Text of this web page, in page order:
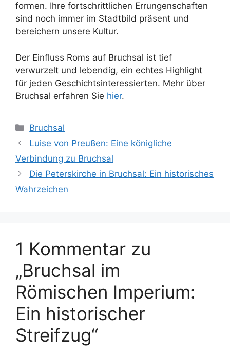
formen. Ihre fortschrittlichen Errungenschaften
sind noch immer im Stadtbild präsent und
bereichern unsere Kultur.
Der Einfluss Roms auf Bruchsal ist tief
verwurzelt und lebendig, ein echtes Highlight
für jeden Geschichtsinteressierten. Mehr über
Bruchsal erfahren Sie hier.
Kategorien
Bruchsal
Luise von Preußen: Eine königliche
Verbindung zu Bruchsal
Die Peterskirche in Bruchsal: Ein historisches
Wahrzeichen
1 Kommentar zu
„Bruchsal im
Römischen Imperium:
Ein historischer
Streifzug“